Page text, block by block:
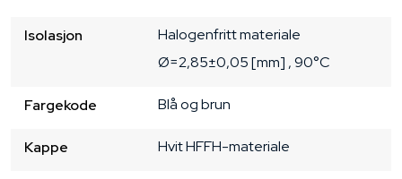
Isolasjon
Halogenfritt materiale
Ø=2,85±0,05 [mm] , 90°C
Fargekode Blå og brun
Kappe HvitHFFH-materiale